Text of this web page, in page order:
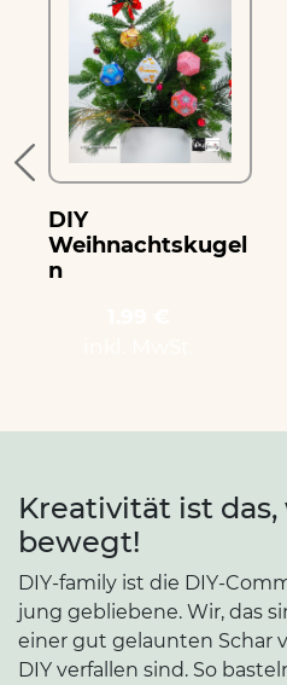
DIY
Weihnachtskugel
n
Kreativität ist das,
bewegt!
DIY-family ist die DIY-
jung gebliebene. Wir, das
einer gut gelaunten Schar
DIY verfallen sind. So